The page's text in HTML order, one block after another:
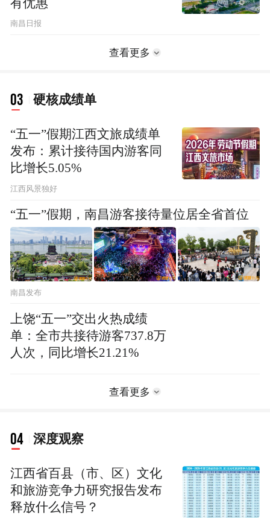
有优惠
南昌日报
查看更多
03 硬核成绩单
“五一”假期江西文旅成绩单
发布：累计接待国内游客同
比增长5.05%
江西风景独好
“五一”假期，南昌游客接待量位居全省首位
南昌发布
上饶“五一”交出火热成绩
单：全市共接待游客737.8万
人次，同比增长21.21%
查看更多
04 深度观察
江西省百县（市、区）文化
和旅游竞争力研究报告发布
释放什么信号？